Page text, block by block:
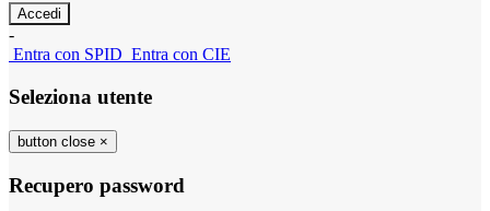
-
Entra con SPID Entra con CIE
Seleziona utente
button close ×
Recupero password